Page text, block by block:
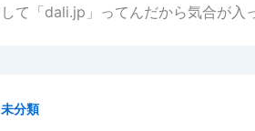
して「dali.jp」ってんだから気合が入
未分類